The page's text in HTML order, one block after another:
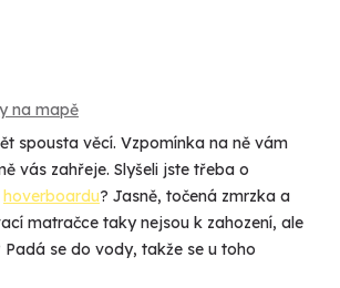
na mapě
spousta věcí. Vzpomínka na ně vám
vás zahřeje. Slyšeli jste třeba o
hoverboardu? Jasně, točená zmrzka a
matračce taky nejsou k zahození, ale
Padá se do vody, takže se u toho